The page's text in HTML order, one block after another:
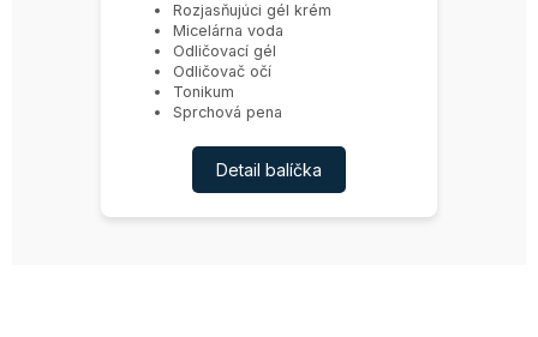
Rozjasňujúci gél krém
Micelárna voda
Odličovací gél
Odličovač očí
Tonikum
Sprchová pena
Detail balíčka